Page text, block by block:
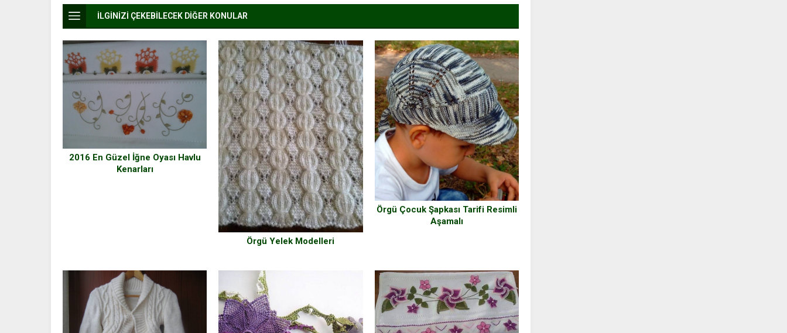
İLGİNİZİ ÇEKEBİLECEK DİĞER KONULAR
2016 En Güzel İğne Oyası Havlu
Kenarları
Örgü Yelek Modelleri
Örgü Çocuk Şapkası Tarifi Resimli
Aşamalı